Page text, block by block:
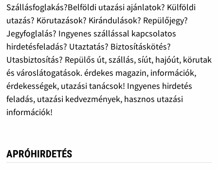
Szállásfoglakás?Belföldi utazási ajánlatok? Külföldi
utazás? Körutazások? Kirándulások? Repülőjegy?
Jegyfoglalás? Ingyenes szállással kapcsolatos
hirdetésfeladás? Utaztatás? Biztosításkötés?
Utasbiztosítás? Repülős út, szállás, síút, hajóút, körutak
és városlátogatások. érdekes magazin, információk,
érdekességek, utazási tanácsok! Ingyenes hirdetés
feladás, utazási kedvezmények, hasznos utazási
információk!
APRÓHIRDETÉS